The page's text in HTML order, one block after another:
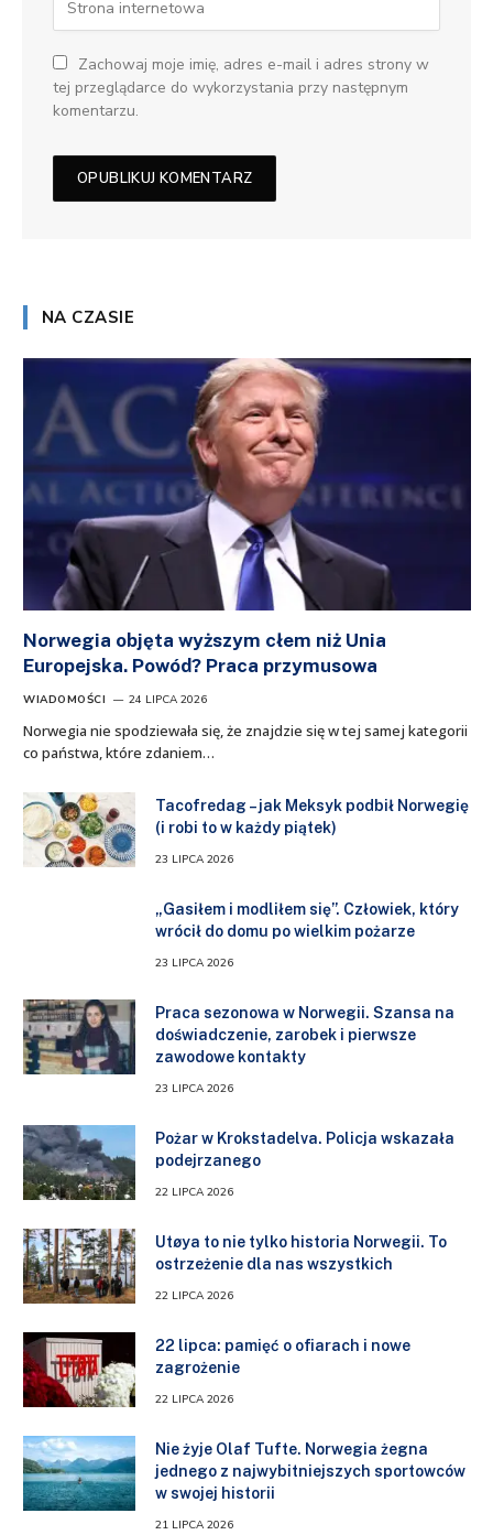
Zachowaj moje imię, adres e-mail i adres strony w
tej przeglądarce do wykorzystania przy następnym
komentarzu.
NA CZASIE
Norwegia objęta wyższym cłem niż Unia
Europejska. Powód? Praca przymusowa
WIADOMOŚCI 24 LIPCA 2026
Norwegia nie spodziewała się, że znajdzie się w tej samej kategorii
co państwa, które zdaniem…
Tacofredag – jak Meksyk podbił Norwegię
(i robi to w każdy piątek)
23 LIPCA 2026
„Gasiłem i modliłem się”. Człowiek, który
wrócił do domu po wielkim pożarze
23 LIPCA 2026
Praca sezonowa w Norwegii. Szansa na
doświadczenie, zarobek i pierwsze
zawodowe kontakty
23 LIPCA 2026
Pożar w Krokstadelva. Policja wskazała
podejrzanego
22 LIPCA 2026
Utøya to nie tylko historia Norwegii. To
ostrzeżenie dla nas wszystkich
22 LIPCA 2026
22 lipca: pamięć o ofiarach i nowe
zagrożenie
22 LIPCA 2026
Nie żyje Olaf Tufte. Norwegia żegna
jednego z najwybitniejszych sportowców
w swojej historii
21 LIPCA 2026